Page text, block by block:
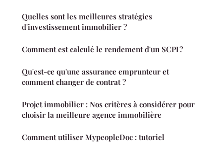
Quelles sont les meilleures stratégies
d'investissement immobilier ?
Comment est calculé le rendement d'un SCPI ?
Qu'est-ce qu'une assurance emprunteur et
comment changer de contrat ?
Projet immobilier : Nos critères à considérer pour
choisir la meilleure agence immobilière
Comment utiliser MypeopleDoc : tutoriel